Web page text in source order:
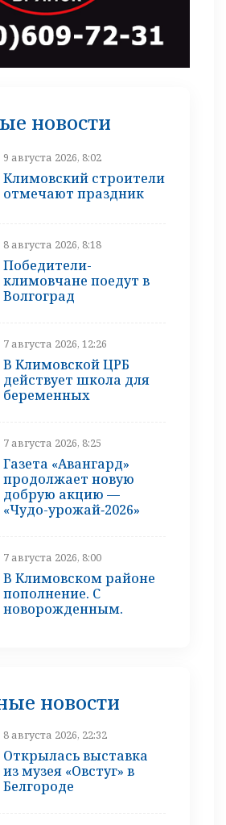
новости
9 августа 2026, 8:02
Климовский строители
отмечают праздник
8 августа 2026, 8:18
Победители-
климовчане поедут в
Волгоград
7 августа 2026, 12:26
В Климовской ЦРБ
действует школа для
беременных
7 августа 2026, 8:25
Газета «Авангард»
продолжает новую
добрую акцию —
«Чудо-урожай‑2026»
7 августа 2026, 8:00
В Климовском районе
пополнение. С
новорожденным.
новости
8 августа 2026, 22:32
Открылась выставка
из музея «Овстуг» в
Белгороде